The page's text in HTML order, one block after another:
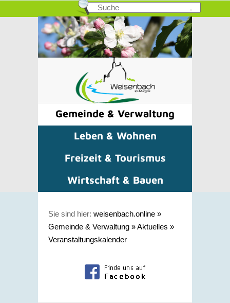
Gemeinde & Verwaltung
Leben & Wohnen
Freizeit & Tourismus
Wirtschaft & Bauen
Sie sind hier: weisenbach.online »
Gemeinde & Verwaltung »Aktuelles »
Veranstaltungskalender